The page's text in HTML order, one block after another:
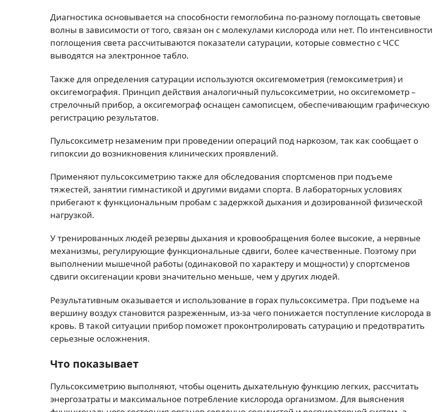
Диагностика основывается на способности гемоглобина по-разному поглощать световые
волны в зависимости от того, связан он с молекулами кислорода или нет. По интенсивности
поглощения света рассчитываются показатели сатурации, которые совместно с ЧСС
выводятся на электронное табло.
Также для определения сатурации используются оксигемометрия (гемоксиметрия) и
оксигемография. Принцип действия аналогичный пульсоксиметрии, но оксигемометр –
стрелочный прибор, а оксигемограф оснащен самописцем, обеспечивающим графическую
регистрацию результатов.
Пульсоксиметр незаменим при проведении операций под наркозом, так как сообщает о
гипоксии до возникновения клинических проявлений.
Применяют пульсоксиметрию также для обследования спортсменов при подъеме
тяжестей, занятии гимнастикой и другими видами спорта. В лабораторных условиях
прибегают к функциональным пробам с задержкой дыхания и дозированной физической
нагрузкой.
У тренированных людей резервы дыхания и кровообращения более высокие, а нервные
механизмы, регулирующие функциональные сдвиги, более качественные. Поэтому при
выполнении мышечной работы (одинаковой по характеру и мощности) у спортсменов
сдвиги оксигенации крови значительно меньше, чем у других людей.
Результативным оказывается и использование в горах пульсоксиметра. При подъеме на
вершину воздух становится разреженным, из-за чего понижается поступление кислорода в
кровь. В такой ситуации прибор поможет проконтролировать сатурацию и предотвратить
серьезные осложнения.
Что показывает
Пульсоксиметрию выполняют, чтобы оценить дыхательную функцию легких, рассчитать
энергозатраты и максимальное потребление кислорода организмом. Для выяснения